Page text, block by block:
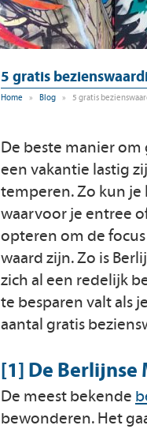
5 gratis
Home » Blog » 5 gratis
De beste manier
een vakantie lastig
temperen. Zo kun je
waarvoor je entree
opteren om de
waard zijn. Zo is
zich al een redelijk
te besparen valt als
aantal gratis
[1] De Berlijnse
De meest bekende
bewonderen. Het